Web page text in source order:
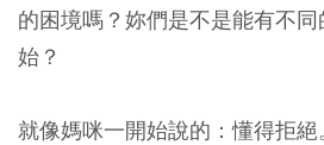
的困境嗎？妳們是不是能有不
始？
就像媽咪一開始說的：懂得拒絕